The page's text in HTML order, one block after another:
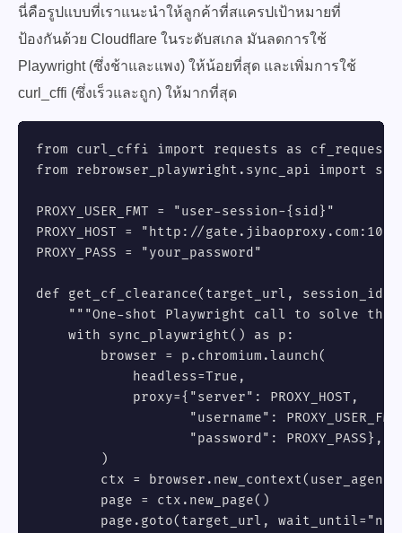
นี่คือรูปแบบที่เราแนะนำให้ลูกค้าที่สแครปเป้าหมายที่
ป้องกันด้วย Cloudflare ในระดับสเกล มันลดการใช้
Playwright (ซึ่งช้าและแพง) ให้น้อยที่สุด และเพิ่มการใช้
curl_cffi (ซึ่งเร็วและถูก) ให้มากที่สุด
from curl_cffi import requests as cf_requests
from rebrowser_playwright.sync_api import
PROXY_USER_FMT = "user-session-{sid}"
PROXY_HOST = "http://
PROXY_PASS = "your_password"
def get_cf_clearance(target_url, session_id):
"""One-shot Playwright call to solve the
    with sync_playwright() as p:
        browser = p.chromium.launch(
            headless=True,
            proxy={"server": PROXY_HOST,
"username":
                   "password": PROXY_PASS},
        )
ctx =
        page = ctx.new_page()
page.goto(target_url,